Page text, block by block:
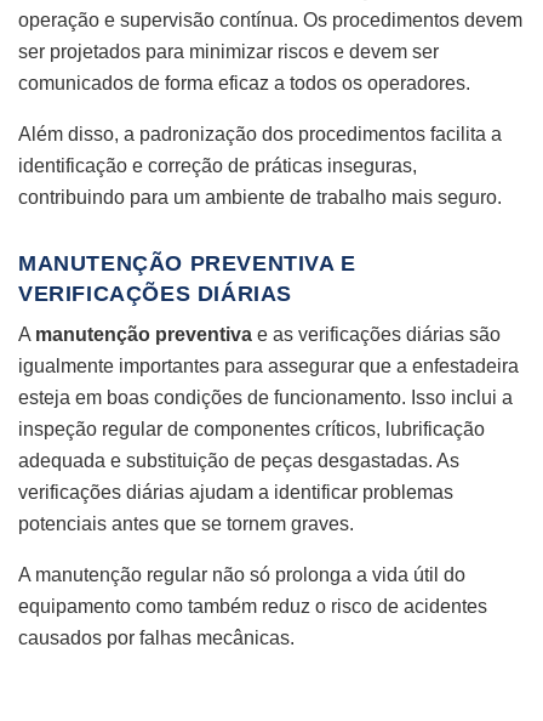
operação e supervisão contínua. Os procedimentos devem
ser projetados para minimizar riscos e devem ser
comunicados de forma eficaz a todos os operadores.
Além disso, a padronização dos procedimentos facilita a
identificação e correção de práticas inseguras,
contribuindo para um ambiente de trabalho mais seguro.
MANUTENÇÃO PREVENTIVA E
VERIFICAÇÕES DIÁRIAS
A manutenção preventiva e as verificações diárias são
igualmente importantes para assegurar que a enfestadeira
esteja em boas condições de funcionamento. Isso inclui a
inspeção regular de componentes críticos, lubrificação
adequada e substituição de peças desgastadas. As
verificações diárias ajudam a identificar problemas
potenciais antes que se tornem graves.
A manutenção regular não só prolonga a vida útil do
equipamento como também reduz o risco de acidentes
causados por falhas mecânicas.